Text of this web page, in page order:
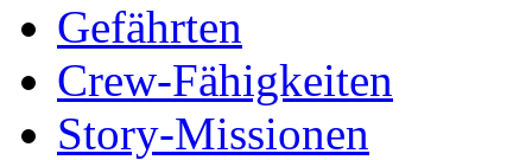
Gefährten
Crew-Fähigkeiten
Story-Missionen